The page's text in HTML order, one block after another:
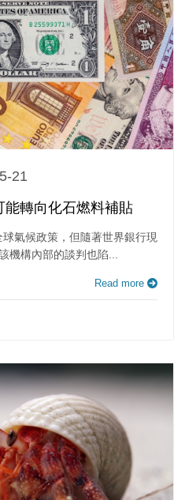
21
能轉向化石燃料補貼
氣候政策，但隨著世界銀行現
機構內部的談判也陷...
Read more